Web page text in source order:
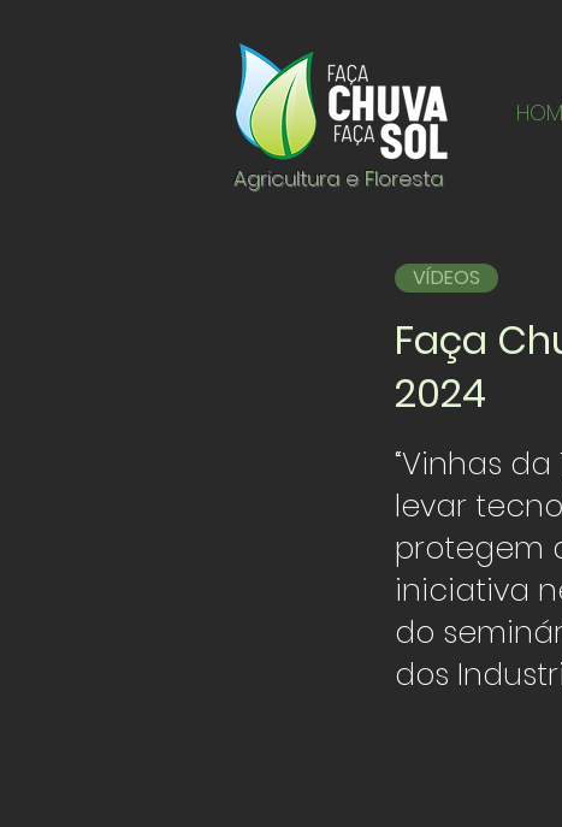
Agricultura e Floresta
VÍDEOS
Faça
2024
“Vinhas
levar
protegem
iniciativa
do
dos